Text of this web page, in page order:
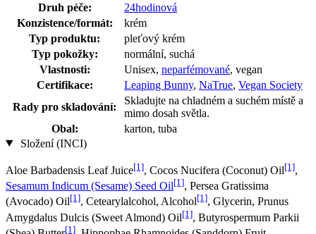
Druh péče:
24hodinová
Konzistence/formát:
krém
Typ produktu:
pleťový krém
Typ pokožky:
normální, suchá
Vlastnosti:
Unisex, neparfémované, vegan
Certifikace:
Leaping Bunny, NaTrue, Vegan Society
Rady pro skladování:
Skladujte na chladném a suchém místě a
mimo dosah světla.
Obal:
karton, tuba
Složení (INCI)
Aloe Barbadensis Leaf Juice[1], Cocos Nucifera (Coconut) Oil[1],
Sesamum Indicum (Sesame) Seed Oil[1], Persea Gratissima
(Avocado) Oil[1], Cetearylalcohol, Alcohol[1], Glycerin, Prunus
Amygdalus Dulcis (Sweet Almond) Oil[1], Butyrospermum Parkii
[1]